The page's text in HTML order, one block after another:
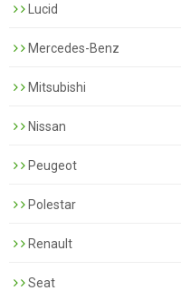
Lucid
Mercedes-Benz
Mitsubishi
Nissan
Peugeot
Polestar
Renault
Seat